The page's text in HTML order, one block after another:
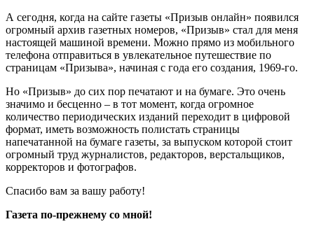
А сегодня, когда на сайте газеты «Призыв онлайн» появился
огромный архив газетных номеров, «Призыв» стал для меня
настоящей машиной времени. Можно прямо из мобильного
телефона отправиться в увлекательное путешествие по
страницам «Призыва», начиная с года его создания, 1969-го.
Но «Призыв» до сих пор печатают и на бумаге. Это очень
значимо и бесценно – в тот момент, когда огромное
количество периодических изданий переходит в цифровой
формат, иметь возможность полистать страницы
напечатанной на бумаге газеты, за выпуском которой стоит
огромный труд журналистов, редакторов, верстальщиков,
корректоров и фотографов.
Спасибо вам за вашу работу!
Газета по-прежнему со мной!